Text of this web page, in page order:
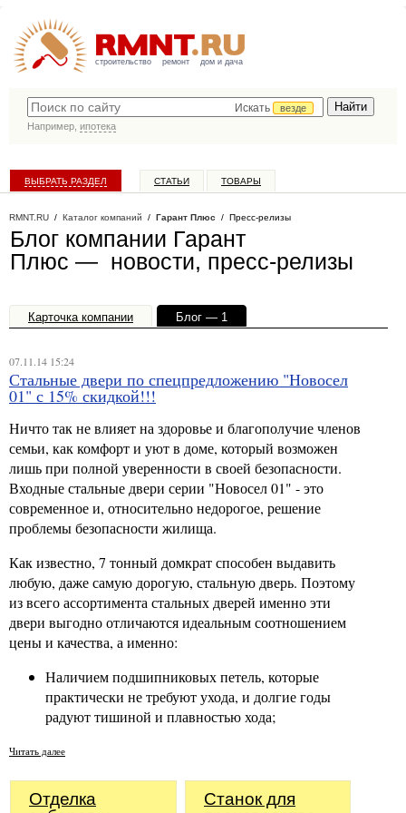
строительство ремонт дом и дача
Искать
везде
Например, ипотека
ВЫБРАТЬ РАЗДЕЛ СТАТЬИ ТОВАРЫ
RMNT.RU / Каталог компаний / Гарант Плюс / Пресс-релизы
Блог компании Гарант
Плюс — новости, пресс-релизы
Карточка компании
Блог — 1
07.11.14 15:24
Стальные двери по спецпредложению "Новосел
01" с 15% скидкой!!!
Ничто так не влияет на здоровье и благополучие членов
семьи, как комфорт и уют в доме, который возможен
лишь при полной уверенности в своей безопасности.
Входные стальные двери серии "Новосел 01" - это
современное и, относительно недорогое, решение
проблемы безопасности жилища.
Как известно, 7 тонный домкрат способен выдавить
любую, даже самую дорогую, стальную дверь. Поэтому
из всего ассортимента стальных дверей именно эти
двери выгодно отличаются идеальным соотношением
цены и качества, а именно:
Наличием подшипниковых петель, которые
практически не требуют ухода, и долгие годы
радуют тишиной и плавностью хода;
Читать далее
Отделка
Станок для